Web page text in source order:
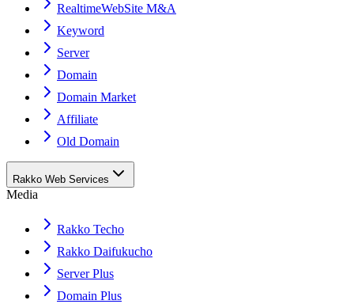
RealtimeWebSite M&A
Keyword
Server
Domain
Domain Market
Affiliate
Old Domain
Rakko Web Services
Media
Rakko Techo
Rakko Daifukucho
Server Plus
Domain Plus